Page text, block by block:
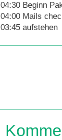
04:30 Beginn
04:00 Mails
03:45 aufstehen